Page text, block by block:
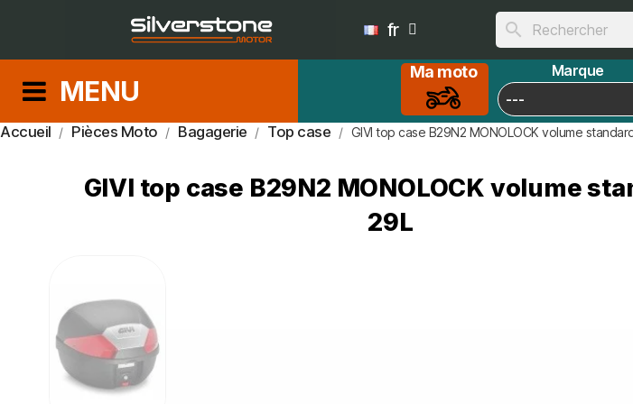
fr search
MENU
Ma moto Marque
Accueil Pièces Moto Bagagerie Top case GIVI top case B29N2 MONOLOCK volume
GIVI top case B29N2 MONOLOCK volume
29L